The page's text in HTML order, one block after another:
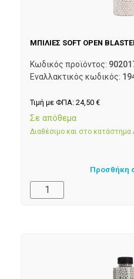
ΜΠΙΛΙΕΣ SOFT OPEN
Κωδικός προϊόντος:
Εναλλακτικός κωδικός:
Τιμή με ΦΠΑ: 24,50 €
Σε απόθεμα
Διαθέσιμο και στο
Προσθήκη